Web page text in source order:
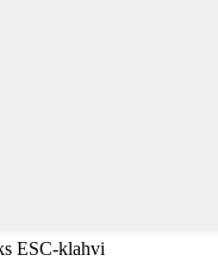
ESC-klahvi